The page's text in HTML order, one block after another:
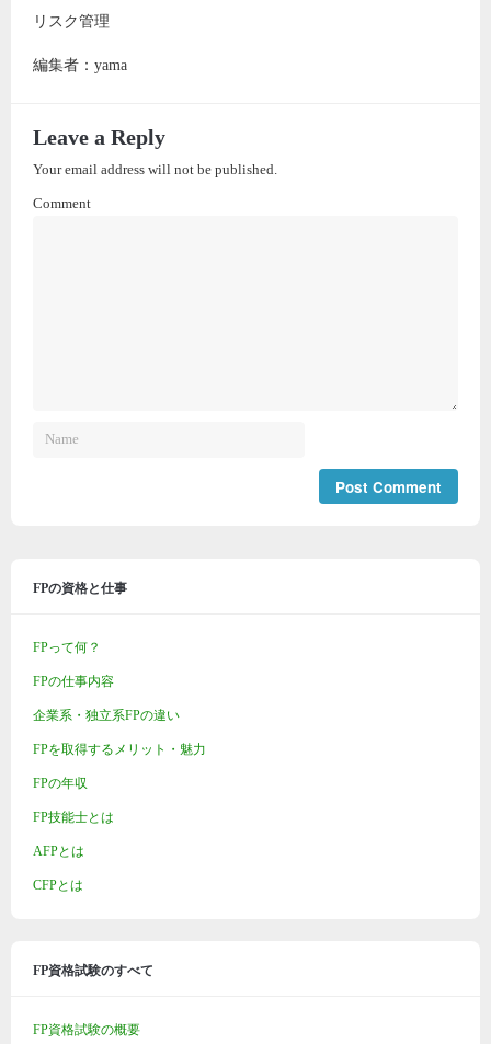
リスク管理
編集者：yama
Leave a Reply
Your email address will not be published.
Comment
FPの資格と仕事
FPって何？
FPの仕事内容
企業系・独立系FPの違い
FPを取得するメリット・魅力
FPの年収
FP技能士とは
AFPとは
CFPとは
FP資格試験のすべて
FP資格試験の概要